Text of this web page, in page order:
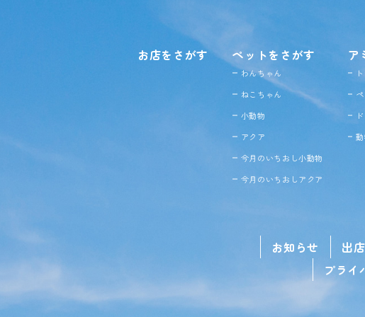
お店をさがす ペットをさがす
わんちゃん
ねこちゃん
小動物
アクア
今月のいちおし小動物
今月のいちおしアクア
ア
お知らせ 出
プライ